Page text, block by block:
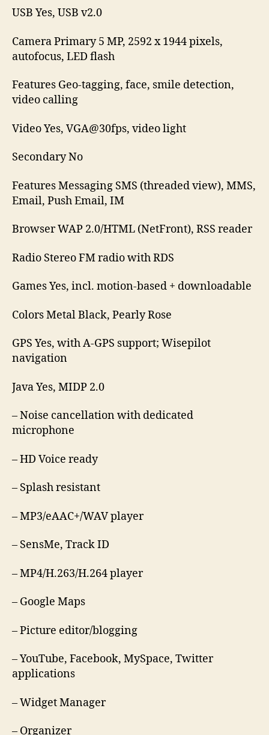
USB Yes, USB v2.0
Camera Primary 5 MP, 2592 x 1944 pixels,
autofocus, LED flash
Features Geo-tagging, face, smile detection,
video calling
Video Yes, VGA@30fps, video light
Secondary No
Features Messaging SMS (threaded view), MMS,
Email, Push Email, IM
Browser WAP 2.0/HTML (NetFront), RSS reader
Radio Stereo FM radio with RDS
Games Yes, incl. motion-based + downloadable
Colors Metal Black, Pearly Rose
GPS Yes, with A-GPS support; Wisepilot
navigation
Java Yes, MIDP 2.0
– Noise cancellation with dedicated
microphone
– HD Voice ready
– Splash resistant
– MP3/eAAC+/WAV player
– SensMe, Track ID
– MP4/H.263/H.264 player
– Google Maps
– Picture editor/blogging
– YouTube, Facebook, MySpace, Twitter
applications
– Widget Manager
– Organizer